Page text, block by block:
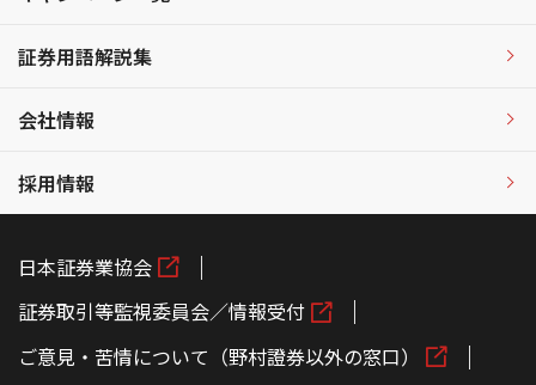
証券用語解説集
会社情報
採用情報
日本証券業協会
証券取引等監視委員会／情報受付
ご意見・苦情について（野村證券以外の窓口）